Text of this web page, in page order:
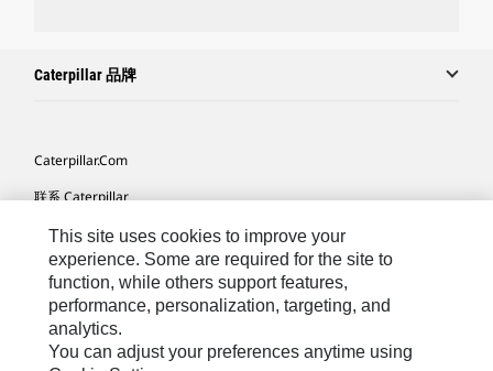
Caterpillar 品牌
Caterpillar.com
联系 Caterpillar
我的营销首选项
站点地图
Cookie Settings
法律
This site uses cookies to improve your
experience. Some are required for the site to
function, while others support features,
performance, personalization, targeting, and
analytics.
You can adjust your preferences anytime using